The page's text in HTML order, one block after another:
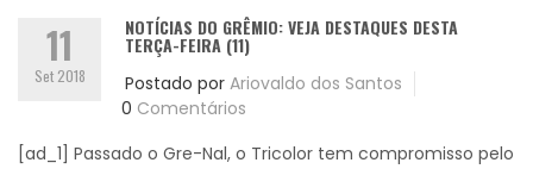
11
Set 2018
NOTÍCIAS DO GRÊMIO: VEJA DESTAQUES DESTA
TERÇA-FEIRA (11)
Postado por Ariovaldo dos Santos
0 Comentários
[ad_1] Passado o Gre-Nal, o Tricolor tem compromisso pelo